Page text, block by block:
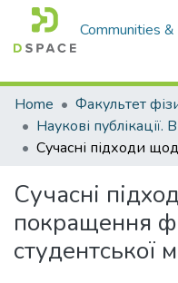
Communities
Home
Сучасні
покращення
студентської